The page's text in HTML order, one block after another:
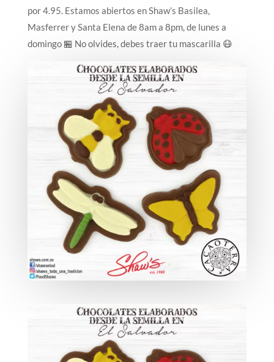
por 4.95. Estamos abiertos en Shaw’s Basilea,
Masferrer y Santa Elena de 8am a 8pm, de lunes a
domingo 🏪 No olvides, debes traer tu mascarilla 😷